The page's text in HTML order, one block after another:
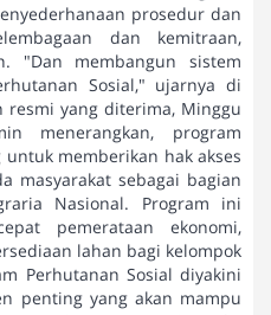
prosedur dan
dan kemitraan,
"Dan membangun sistem
Sosial," ujarnya di
resmi yang diterima, Minggu
menerangkan, program
memberikan hak akses
masyarakat sebagai bagian
Nasional. Program ini
pemerataan ekonomi,
lahan bagi kelompok
Perhutanan Sosial diyakini
penting yang akan mampu